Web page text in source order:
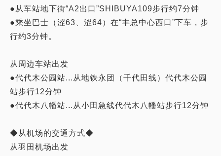
●从车站地下街“A2出口”SHIBUYA109步行约7分钟
●乘坐巴士（涩63、涩64）在“丰总中心西口”下车，步
行约3分钟。
从周边车站出发
●代代木公园站...从地铁永团（千代田线）代代木公园
站步行12分钟
●代代木八幡站...从小田急线代代木八幡站步行12分钟
◆从机场的交通方式◆
从羽田机场出发